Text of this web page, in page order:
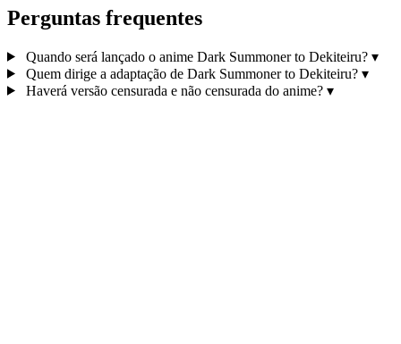
Perguntas frequentes
Quando será lançado o anime Dark Summoner to Dekiteiru? ▾
Quem dirige a adaptação de Dark Summoner to Dekiteiru? ▾
Haverá versão censurada e não censurada do anime? ▾